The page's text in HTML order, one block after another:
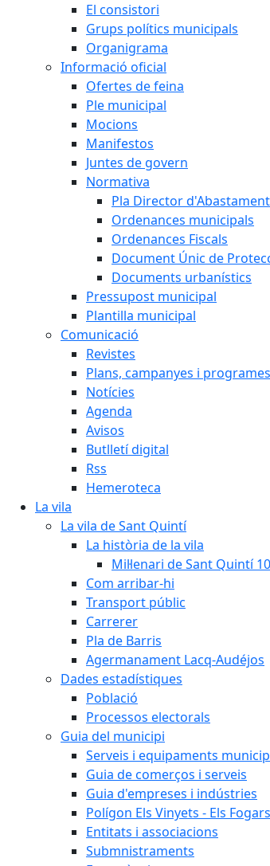
El consistori
Grups polítics municipals
Organigrama
Informació oficial
Ofertes de feina
Ple municipal
Mocions
Manifestos
Juntes de govern
Normativa
Pla Director
Ordenances municipals
Ordenances Fiscals
Document Únic de
Documents urbanístics
Pressupost municipal
Plantilla municipal
Comunicació
Revistes
Plans, campanyes i programes
Notícies
Agenda
Avisos
Butlletí digital
Rss
Hemeroteca
La vila
La vila de Sant Quintí
La història de la vila
Mil·lenari de Sant Quintí
Com arribar-hi
Transport públic
Carrerer
Pla de Barris
Agermanament Lacq-Audéjos
Dades estadístiques
Població
Processos electorals
Guia del municipi
Serveis i equipaments
Guia de comerços i serveis
Guia d'empreses i indústries
Polígon Els Vinyets - Els Fogars
Entitats i associacions
Submnistraments